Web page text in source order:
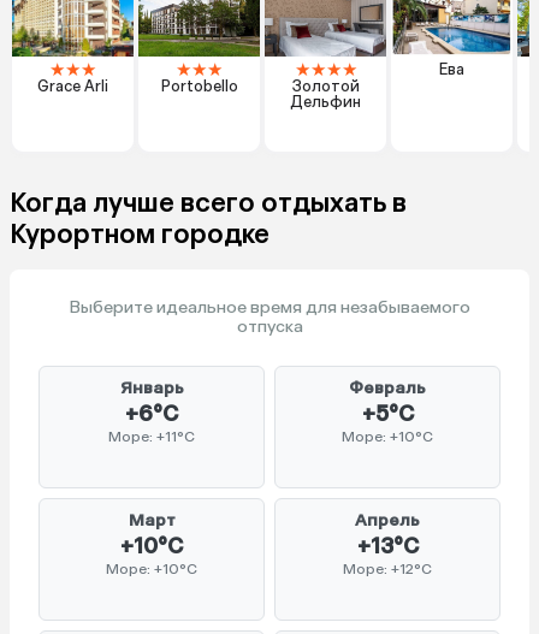
★★★
Grace Arli
★★★
Portobello
★★★★
Золотой
Дельфин
Ева
Когда лучше всего отдыхать в
Курортном городке
Выберите идеальное время для незабываемого
отпуска
Январь
+6°C
Море: +11°C
Февраль
+5°C
Море: +10°C
Март
+10°C
Море: +10°C
Апрель
+13°C
Море: +12°C